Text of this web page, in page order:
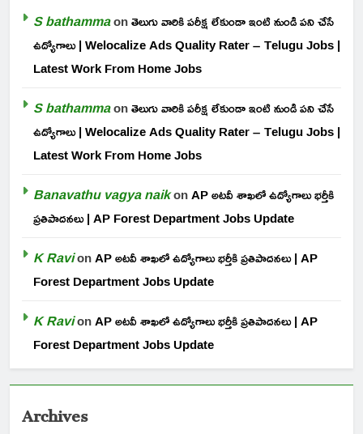
S bathammaonతెలుగు వారికి పరీక్ష లేకుండా ఇంటి నుండి పని చేసే
ఉద్యోగాలు | Welocalize Ads Quality Rater – Telugu Jobs |
Latest Work From Home Jobs
S bathammaonతెలుగు వారికి పరీక్ష లేకుండా ఇంటి నుండి పని చేసే
ఉద్యోగాలు | Welocalize Ads Quality Rater – Telugu Jobs |
Latest Work From Home Jobs
Banavathu vagya naikonAP అటవీ శాఖలో ఉద్యోగాలు భర్తీకి
ప్రతిపాదనలు | AP Forest Department Jobs Update
K RavionAP అటవీ శాఖలో ఉద్యోగాలు భర్తీకి ప్రతిపాదనలు | AP
Forest Department Jobs Update
K RavionAP అటవీ శాఖలో ఉద్యోగాలు భర్తీకి ప్రతిపాదనలు | AP
Forest Department Jobs Update
Archives